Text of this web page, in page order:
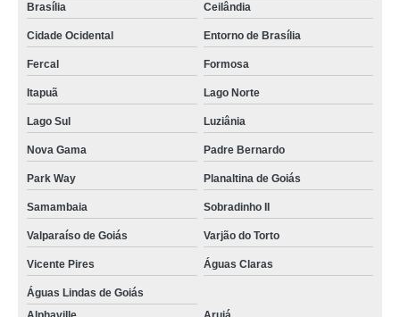
balão de decantação valor Quitandinha
preço de balão destilação MURIAÉ
balão com fundo chato valor Agudos do Sul
balão de química preço Araxá
balão de decantação preço Contenda
balão de fundo redondo com saída lateral preço Conselheiro Lafaiete
preço de balão de decantação Campo das Vertentes
Brasília
Ceilândia
Cidade Ocidental Entorno de Brasília
Fercal Formosa
Itapuã Lago Norte
Lago Sul Luziânia
Nova Gama Padre Bernardo
Park Way Planaltina de Goiás
Samambaia Sobradinho II
Valparaíso de Goiás Varjão do Torto
Vicente Pires Águas Claras
Águas Lindas de Goiás